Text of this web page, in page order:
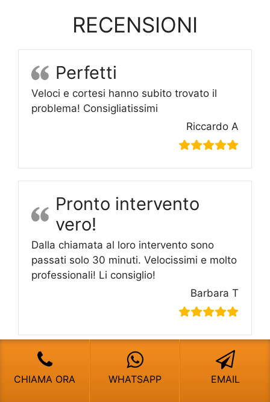
RECENSIONI
Perfetti
Veloci e cortesi hanno subito trovato il
problema! Consigliatissimi
Riccardo A
Pronto intervento
vero!
Dalla chiamata al loro intervento sono
passati solo 30 minuti. Velocissimi e molto
professionali! Li consiglio!
Barbara T
Assistenza Caldaie Ferroli
CHIAMA ORA WHATSAPP EMAIL